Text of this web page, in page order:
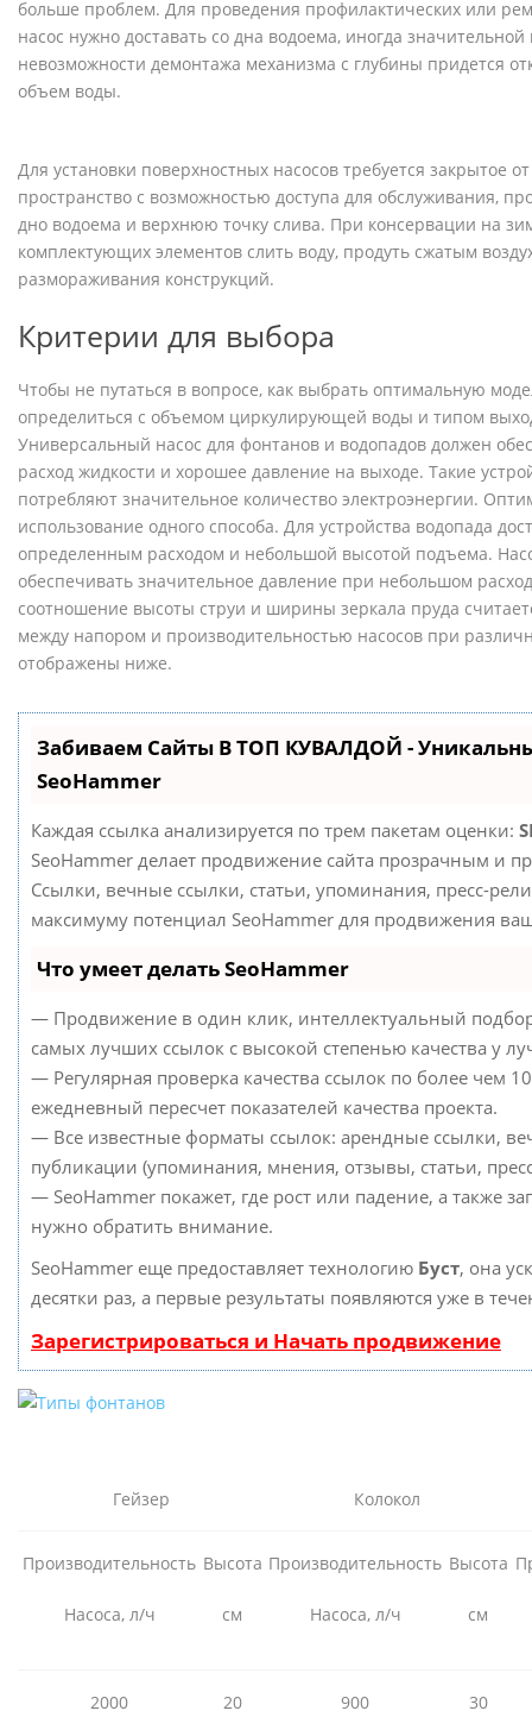
больше проблем. Для проведения профилактических или
насос нужно доставать со дна водоема, иногда
невозможности демонтажа механизма с глубины придется
объем воды.
Для установки поверхностных насосов требуется закрытое
пространство с возможностью доступа для обслуживания,
дно водоема и верхнюю точку слива. При консервации на
комплектующих элементов слить воду, продуть сжатым
размораживания конструкций.
Критерии для выбора
Чтобы не путаться в вопросе, как выбрать оптимальную
определиться с объемом циркулирующей воды и типом
Универсальный насос для фонтанов и водопадов должен
расход жидкости и хорошее давление на выходе. Такие
потребляют значительное количество электроэнергии.
использование одного способа. Для устройства водопада
определенным расходом и небольшой высотой подъема.
обеспечивать значительное давление при небольшом
соотношение высоты струи и ширины зеркала пруда
между напором и производительностью насосов при
отображены ниже.
Забиваем Сайты В ТОП КУВАЛДОЙ -
SeoHammer
Каждая ссылка анализируется по трем пакетам оценки:
SeoHammer делает продвижение сайта прозрачным и
Ссылки, вечные ссылки, статьи, упоминания, пресс-
максимуму потенциал SeoHammer для продвижения
Что умеет делать SeoHammer
— Продвижение в один клик, интеллектуальный
самых лучших ссылок с высокой степенью качества у
— Регулярная проверка качества ссылок по более чем
ежедневный пересчет показателей качества проекта.
— Все известные форматы ссылок: арендные ссылки,
публикации (упоминания, мнения, отзывы, статьи,
— SeoHammer покажет, где рост или падение, а также
нужно обратить внимание.
SeoHammer еще предоставляет технологию Буст, она
десятки раз, а первые результаты появляются уже в
Зарегистрироваться и Начать продвижение
Гейзер Колокол
Производительность
Насоса, л/ч
Высота
см
Производительность
Насоса, л/ч
Высота
см
2000 20 900 30